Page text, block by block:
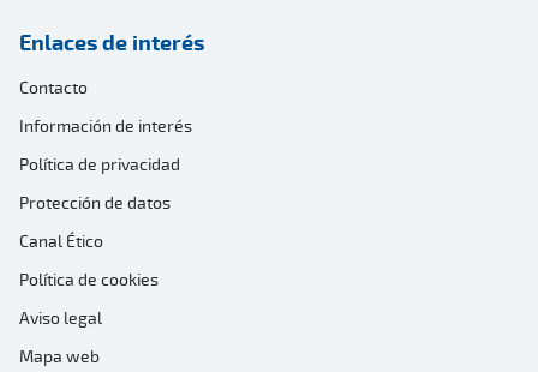
Enlaces de interés
Contacto
Información de interés
Política de privacidad
Protección de datos
Canal Ético
Política de cookies
Aviso legal
Mapa web